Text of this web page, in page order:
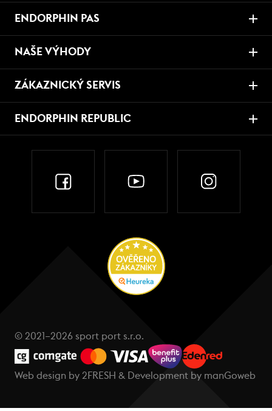
ENDORPHIN PAS
NAŠE VÝHODY
ZÁKAZNICKÝ SERVIS
ENDORPHIN REPUBLIC
© 2021–2026 sport port s.r.o.
Web design by 2FRESH & Development by manGoweb